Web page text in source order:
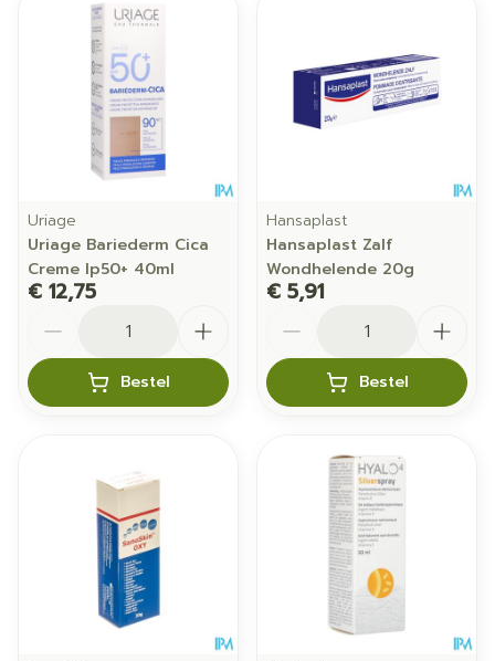
Uriage
Uriage Bariederm Cica
Creme Ip50+ 40ml
€ 12,75
Bestel
Hansaplast
Hansaplast Zalf
Wondhelende 20g
€ 5,91
Bestel